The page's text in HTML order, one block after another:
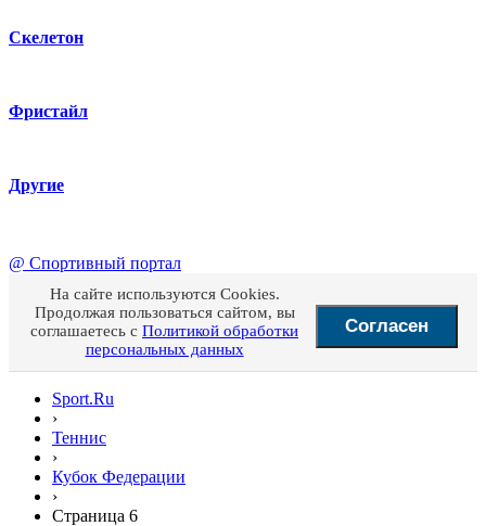
Скелетон
Фристайл
Другие
@ Спортивный портал
На сайте используются Cookies.
Продолжая пользоваться сайтом, вы
соглашаетесь с Политикой обработки
персональных данных
Согласен
Sport.Ru
›
Теннис
›
Кубок Федерации
›
Страница 6